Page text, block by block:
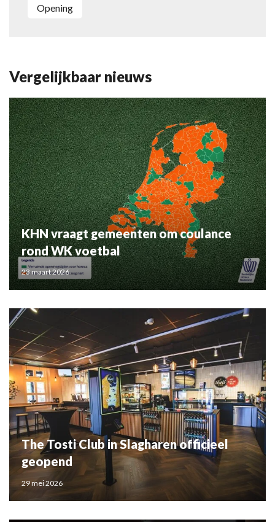
Opening
Vergelijkbaar nieuws
KHN vraagt gemeenten om coulance
rond WK voetbal
23 maart 2026
The Tosti Club in Slagharen officieel
geopend
29 mei 2026